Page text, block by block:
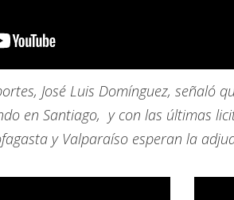
José Luis Domínguez, señaló
en Santiago, y con las últimas
y Valparaíso esperan la